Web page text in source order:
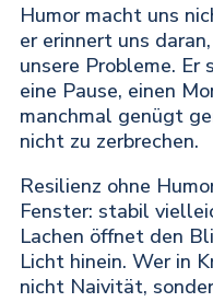
Humor macht uns
er erinnert uns
unsere Probleme. Er
eine Pause, einen
manchmal genügt
nicht zu zerbrechen.
Resilienz ohne
Fenster: stabil
Lachen öffnet den
Licht hinein. Wer in
nicht Naivität,